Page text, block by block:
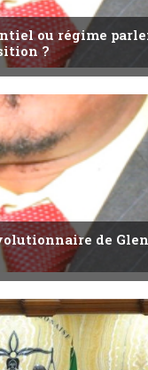
ou régime
?
de